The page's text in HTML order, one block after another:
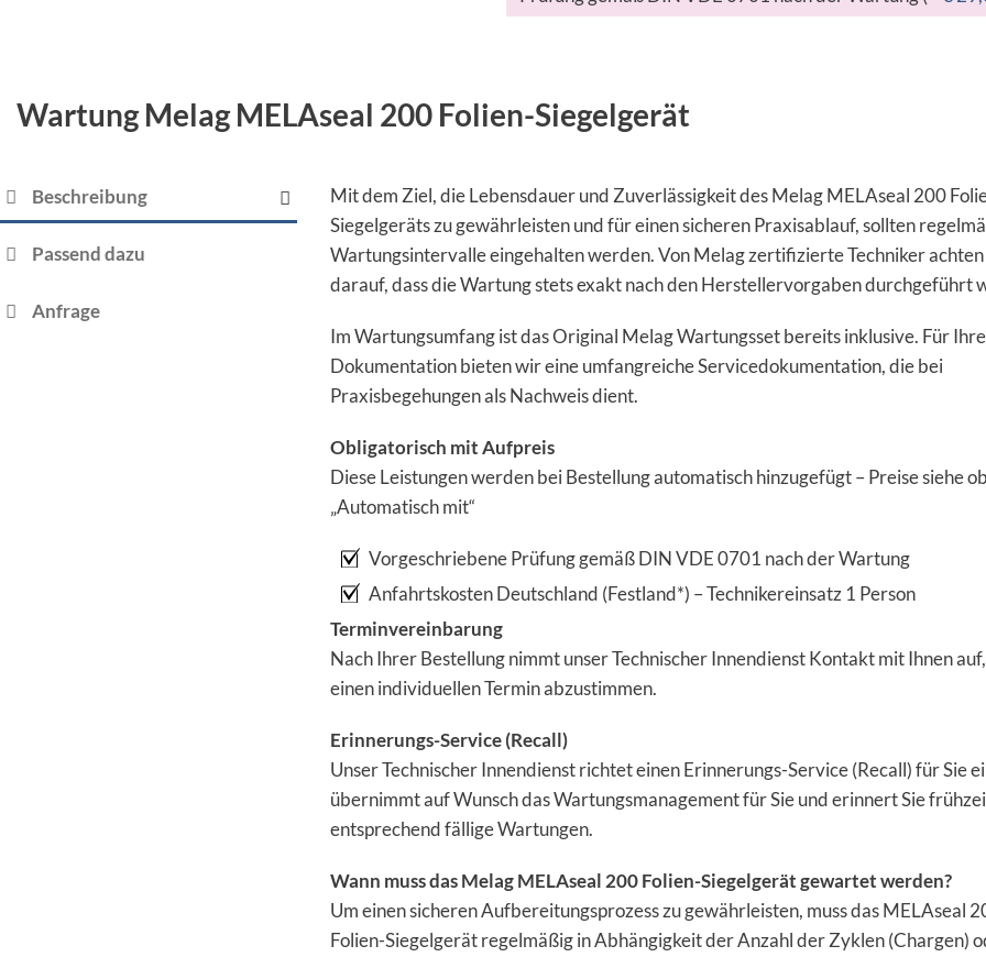
Wartung Melag MELAseal 200 Folien-Siegelgerät
Beschreibung
Passend dazu
Anfrage
Mit dem Ziel, die Lebensdauer und Zuverlässigkeit des Melag MELAseal 200
Siegelgeräts zu gewährleisten und für einen sicheren Praxisablauf, sollten
Wartungsintervalle eingehalten werden. Von Melag zertifizierte Techniker achten
darauf, dass die Wartung stets exakt nach den Herstellervorgaben durchgeführt
Im Wartungsumfang ist das Original Melag Wartungsset bereits inklusive. Für Ihre
Dokumentation bieten wir eine umfangreiche Servicedokumentation, die bei
Praxisbegehungen als Nachweis dient.
Obligatorisch mit Aufpreis
Diese Leistungen werden bei Bestellung automatisch hinzugefügt – Preise siehe
„Automatisch mit“
Vorgeschriebene Prüfung gemäß DIN VDE 0701 nach der Wartung
Anfahrtskosten Deutschland (Festland*) – Technikereinsatz 1 Person
Terminvereinbarung
Nach Ihrer Bestellung nimmt unser Technischer Innendienst Kontakt mit Ihnen
einen individuellen Termin abzustimmen.
Erinnerungs-Service (Recall)
Unser Technischer Innendienst richtet einen Erinnerungs-Service (Recall) für Sie
übernimmt auf Wunsch das Wartungsmanagement für Sie und erinnert Sie
entsprechend fällige Wartungen.
Wann muss das Melag MELAseal 200 Folien-Siegelgerät gewartet werden?
Um einen sicheren Aufbereitungsprozess zu gewährleisten, muss das MELAseal
Folien-Siegelgerät regelmäßig in Abhängigkeit der Anzahl der Zyklen (Chargen)